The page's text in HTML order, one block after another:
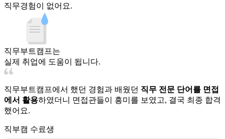
직무경험이 없어요.
직무부트캠프는
실제 취업에 도움이 됩니다.
직무부트캠프에서 했던 경험과 배웠던 직무 전문 단어를 면접
에서 활용하였더니 면접관들이 흥미를 보였고, 결국 최종 합격
했어요.
직부캠 수료생